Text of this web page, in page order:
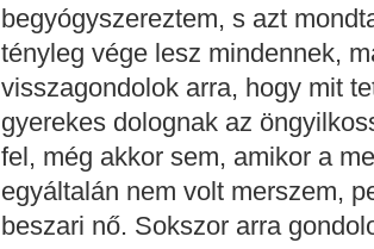
begyógyszereztem, s azt
tényleg vége lesz mindennek,
visszagondolok arra, hogy mit
gyerekes dolognak az
fel, még akkor sem, amikor a
egyáltalán nem volt merszem,
beszari nő. Sokszor arra